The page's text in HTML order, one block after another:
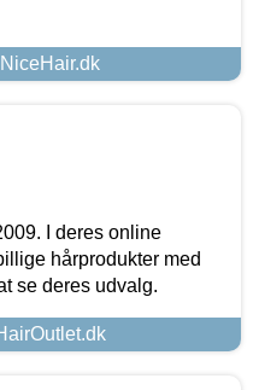
I deres online
hårprodukter med
se deres udvalg.